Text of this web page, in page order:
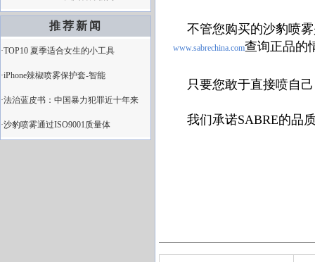
推荐新闻
·TOP10 夏季适合女生的小工具
·iPhone辣椒喷雾保护套-智能
·法治蓝皮书：中国暴力犯罪近十年来
·沙豹喷雾通过ISO9001质量体
不管您购买的沙豹喷雾
www.sabrechina.com查询正品的
只要您敢于直接喷自己
我们承诺SABRE的品